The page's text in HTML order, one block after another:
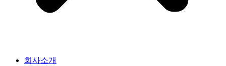
회사소개